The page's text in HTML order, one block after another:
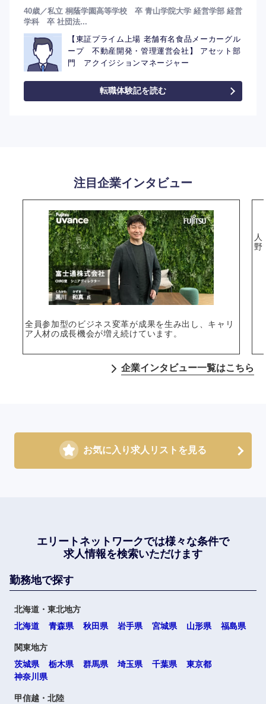
選択する
40歳／私立 桐蔭学園高等学校 卒 青山学院大学 経営学部 経営
学科 卒 社団法...
【東証プライム上場 老舗有名食品メーカーグル
ープ 不動産開発・管理運営会社】 アセット部
門 アクイジションマネージャー
転職体験記を読む
注目企業インタビュー
全員参加型のビジネス変革が成果を生み出し、キャリ
ア人材の成長機会が増え続けています。
人
野
企業インタビュー一覧はこちら
お気に入り求人リストを見る
エリートネットワークでは様々な条件で
求人情報を検索いただけます
勤務地で探す
北海道・東北地方
北海道
青森県 秋田県 岩手県 宮城県 山形県 福島県
関東地方
茨城県
栃木県 群馬県 埼玉県 千葉県
東京都
神奈川県
甲信越・北陸